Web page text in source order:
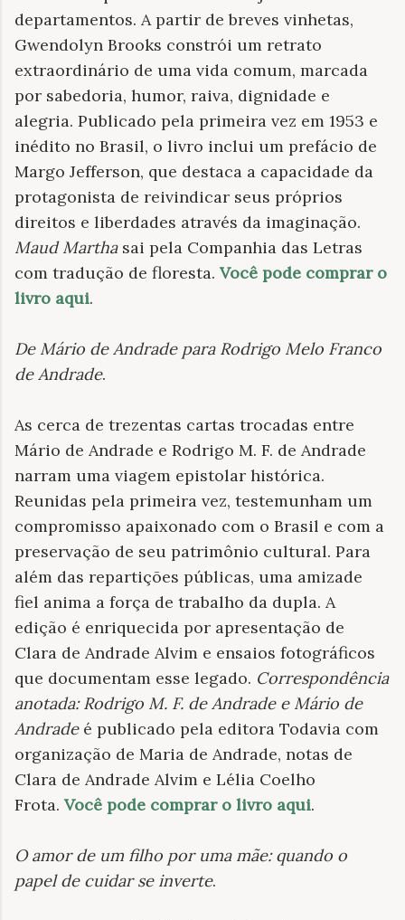
departamentos. A partir de breves vinhetas,
Gwendolyn Brooks constrói um retrato
extraordinário de uma vida comum, marcada
por sabedoria, humor, raiva, dignidade e
alegria. Publicado pela primeira vez em 1953 e
inédito no Brasil, o livro inclui um prefácio de
Margo Jefferson, que destaca a capacidade da
protagonista de reivindicar seus próprios
direitos e liberdades através da imaginação.
Maud Marthasai pela Companhia das Letras
com tradução de floresta. Você pode comprar o
livro aqui.
De Mário de Andrade para Rodrigo Melo Franco
de Andrade.
As cerca de trezentas cartas trocadas entre
Mário de Andrade e Rodrigo M. F. de Andrade
narram uma viagem epistolar histórica.
Reunidas pela primeira vez, testemunham um
compromisso apaixonado com o Brasil e com a
preservação de seu patrimônio cultural. Para
além das repartições públicas, uma amizade
fiel anima a força de trabalho da dupla. A
edição é enriquecida por apresentação de
Clara de Andrade Alvim e ensaios fotográficos
que documentam esse legado. Correspondência
anotada: Rodrigo M. F. de Andrade e Mário de
Andradeé publicado pela editora Todavia com
organização de Maria de Andrade, notas de
Clara de Andrade Alvim e Lélia Coelho
Frota. Você pode comprar o livro aqui.
O amor de um filho por uma mãe: quando o
papel de cuidar se inverte.